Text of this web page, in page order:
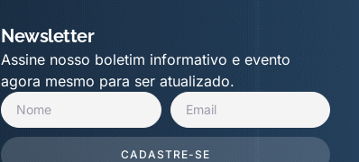
Newsletter
Assine nosso boletim informativo e evento
agora mesmo para ser atualizado.
CADASTRE-SE